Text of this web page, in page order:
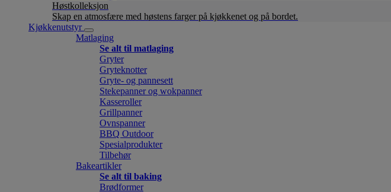
Høstkolleksjon
Skap en atmosfære med høstens farger på kjøkkenet og på bordet.
Kjøkkenutstyr
Matlaging
Se alt til matlaging
Gryter
Gryteknotter
Gryte- og pannesett
Stekepanner og wokpanner
Kasseroller
Grillpanner
Ovnspanner
BBQ Outdoor
Spesialprodukter
Tilbehør
Bakeartikler
Se alt til baking
Brødformer